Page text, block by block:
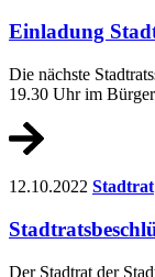
Einladung
Die nächste
19.30 Uhr im
12.10.2022 Stadtrat
Der Stadtrat der